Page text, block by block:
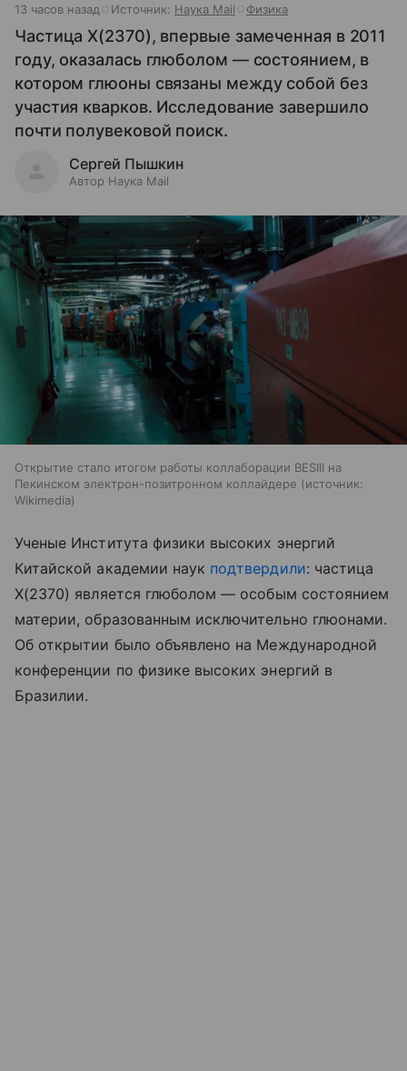
13 часов назад Источник: Наука Mail Физика
Частица X(2370), впервые замеченная в 2011
году, оказалась глюболом — состоянием, в
котором глюоны связаны между собой без
участия кварков. Исследование завершило
почти полувековой поиск.
Сергей Пышкин
Автор Наука Mail
Открытие стало итогом работы коллаборации BESIII на
Пекинском электрон-позитронном коллайдере
источник:
Wikimedia
Ученые Института физики высоких энергий
Китайской академии наук подтвердили: частица
X(2370) является глюболом — особым состоянием
материи, образованным исключительно глюонами.
Об открытии было объявлено на Международной
конференции по физике высоких энергий в
Бразилии.